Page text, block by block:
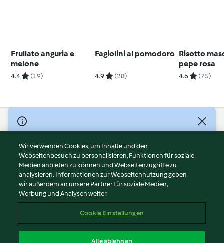
Frullato anguria e
melone
4.4 (19)
Fagiolini al pomodoro
4.9 (28)
Risotto
pepe rosa
4.6 (75)
© Copyright 2026
Nutzungsbedingungen
Datenschutzrichtlinien
Disclaimer
Impressum
Cookies
Abo kündigen
Wir verwenden Cookies, um Inhalte und den
Webseitenbesuch zu personalisieren, Funktionen für soziale
Medien anbieten zu können und Webseitenzugriffe zu
analysieren. Informationen zur Webseitennutzung geben
wir außerdem an unsere Partner für soziale Medien,
Werbung und Analysen weiter.
Cookie Einstellungen
Alle ablehnen